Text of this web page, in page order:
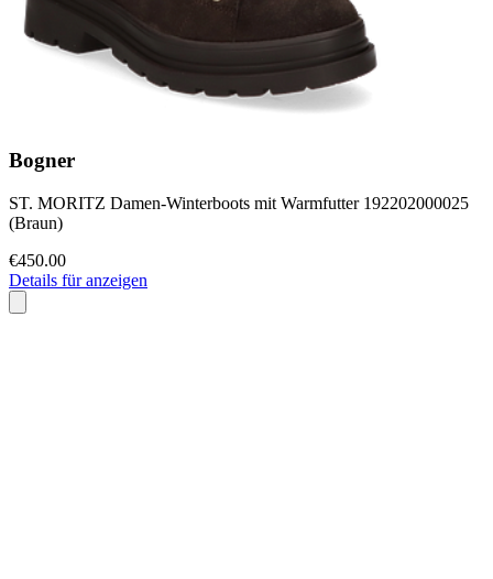
Bogner
ST. MORITZ Damen-Winterboots mit Warmfutter 192202000025
(Braun)
€450.00
Details für anzeigen